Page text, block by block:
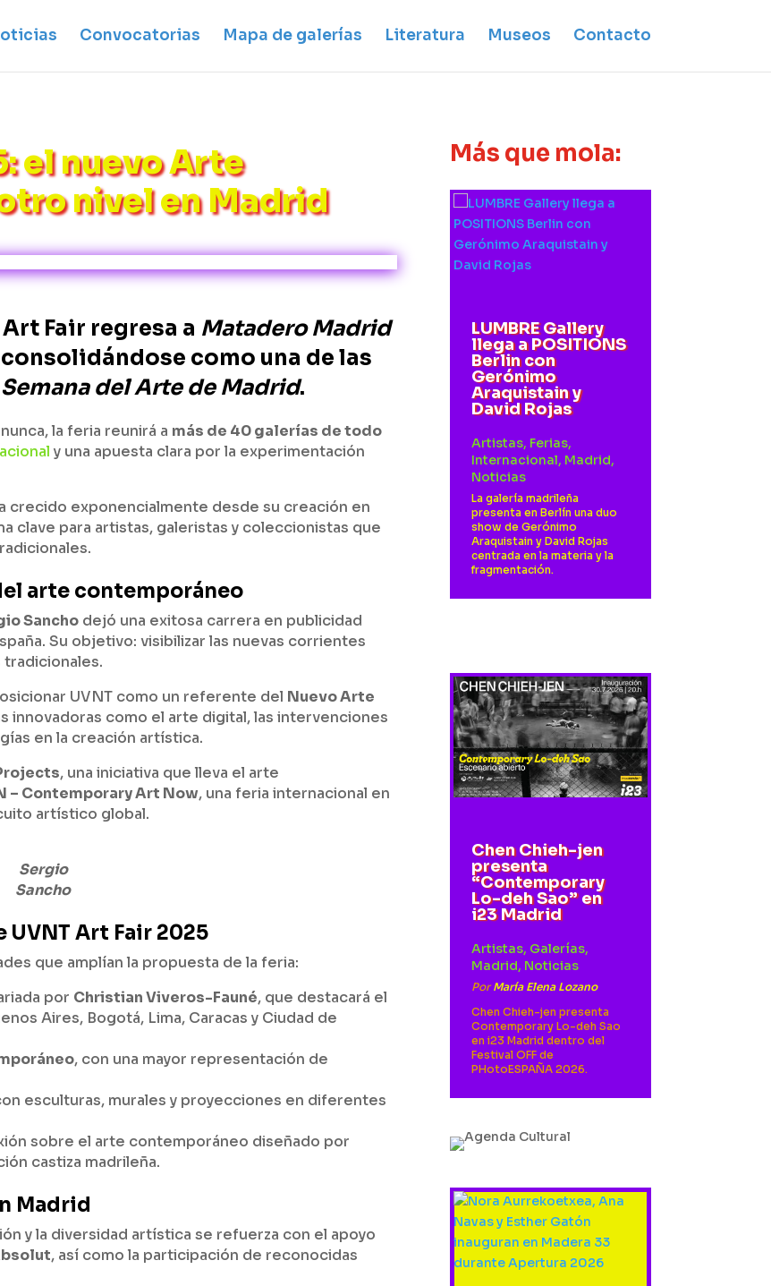
Convocatorias Mapa de galerías Literatura Museos Contacto
el nuevo Arte
nivel en Madrid
Fair regresa a Matadero Madrid
como una de las
Semana del Arte de Madrid.
la feria reunirá a más de 40 galerías de todo
y una apuesta clara por la experimentación
crecido exponencialmente desde su creación en
clave para artistas, galeristas y coleccionistas que
arte contemporáneo
Sancho dejó una exitosa carrera en publicidad
Su objetivo: visibilizar las nuevas corrientes
UVNT como un referente del Nuevo Arte
innovadoras como el arte digital, las intervenciones
en la creación artística.
, una iniciativa que lleva el arte
– Contemporary Art Now, una feria internacional en
artístico global.
Sergio
Sancho
Art Fair 2025
que amplían la propuesta de la feria:
por Christian Viveros-Fauné, que destacará el
Aires, Bogotá, Lima, Caracas y Ciudad de
, con una mayor representación de
esculturas, murales y proyecciones en diferentes
sobre el arte contemporáneo diseñado por
castiza madrileña.
Madrid
y la diversidad artística se refuerza con el apoyo
, así como la participación de reconocidas
Más que mola:
LUMBRE Gallery
llega a POSITIONS
Berlin con
Gerónimo
Araquistain y
David Rojas
Artistas, Ferias,
Internacional, Madrid,
Noticias
La galería madrileña
presenta en Berlín una duo
show de Gerónimo
Araquistain y David Rojas
centrada en la materia y la
fragmentación.
Chen Chieh-jen
presenta
“Contemporary
Lo-deh Sao” en
i23 Madrid
Artistas, Galerías,
Madrid, Noticias
PorMaría Elena Lozano
Chen Chieh-jen presenta
Contemporary Lo-deh Sao
en i23 Madrid dentro del
Festival OFF de
PHotoESPAÑA 2026.